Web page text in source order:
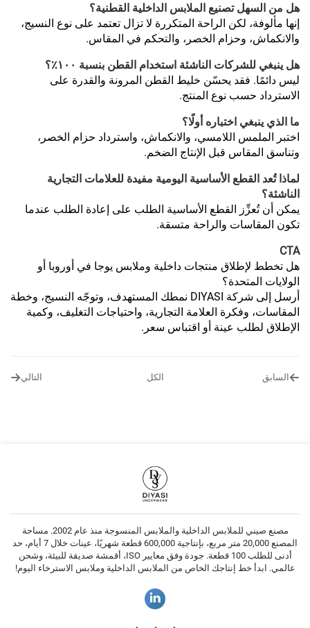
هل من السهل تصنيع الملابس الداخلية القطنية؟
إنها مألوفة، لكن الراحة المتكررة لا تزال تعتمد على نوع النسيج،
والانكماش، وحزام الخصر، والتحكم في المقاس.
هل ينبغي للشركات الناشئة استخدام القطن بنسبة ١٠٠٪؟
ليس دائمًا. فقد يحسّن خليط القطن المرونة والقدرة على
الاسترداد حسب نوع المنتج.
ما الذي ينبغي اختباره أولًا؟
اختبر الملمس اللامسي، والانكماش، واسترداد حزام الخصر،
وتناسق المقاس قبل الإنتاج الضخم.
لماذا تُعد القطع الأساسية اليومية مفيدة للعلامات التجارية
الناشئة؟
يمكن أن تُعزِّز القطع الأساسية الطلب على إعادة الطلب عندما
تكون المقاسات والراحة متسقة.
CTA
هل تخطط لإطلاق منتجات داخلية وملابس يوجا في أوروبا أو
الولايات المتحدة؟
أرسل إلى شركة DIYASI نمطك المستهدف، وتوجّه النسيج، وخطة
المقاسات، وفكرة العلامة التجارية، واحتياجات التغليف، وكمية
الإطلاق لطلب عينة أو اقتباس سعر.
السابق الكل التالي
مصنع صيني للملابس الداخلية والملابس المنسوجة منذ عام 2002. مساحة
المصنع 20,000 متر مربع، بإنتاجية 600,000 قطعة شهريًا، عينات خلال 7 أيام، حد
أدنى للطلب 100 قطعة. جودة وفق معايير ISO، أقمشة صديقة للبيئة، وشحن
عالمي. ابدأ خط إنتاجك الخاص من الملابس الداخلية وملابس الاسترخاء اليوم!